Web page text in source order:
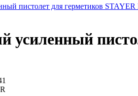
усиленный